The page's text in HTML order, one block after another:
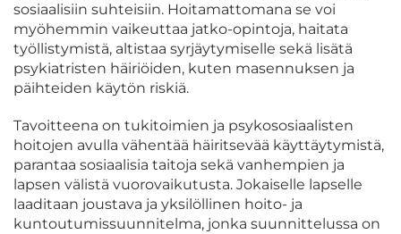
sosiaalisiin suhteisiin. Hoitamattomana se voi
myöhemmin vaikeuttaa jatko-opintoja, haitata
työllistymistä, altistaa syrjäytymiselle sekä lisätä
psykiatristen häiriöiden, kuten masennuksen ja
päihteiden käytön riskiä.
Tavoitteena on tukitoimien ja psykososiaalisten
hoitojen avulla vähentää häiritsevää käyttäytymistä,
parantaa sosiaalisia taitoja sekä vanhempien ja
lapsen välistä vuorovaikutusta. Jokaiselle lapselle
laaditaan joustava ja yksilöllinen hoito- ja
kuntoutumissuunnitelma, jonka suunnittelussa on